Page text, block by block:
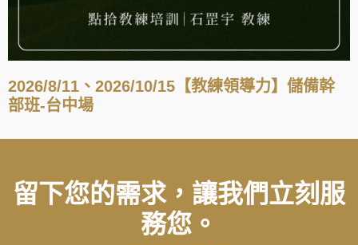
2026/8/11、2026/10/15【教練領導力】儲備幹
部班-台中場
留下您的需求，讓我們立刻服
務您。